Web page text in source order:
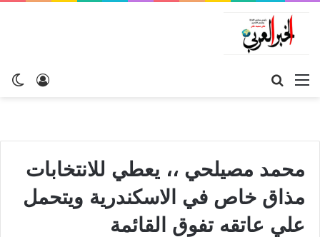
تسجيل
القائمة
محمد مصيلحي ،، يعطي للانتخابات
مذاق خاص في الاسكندرية ويتحمل
علي عاتقه تفوق القائمة